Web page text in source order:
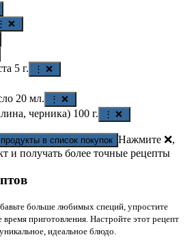
⋮ ❌
5 г. ⋮ ❌
20 мл. ⋮ ❌
черника) 100 г. ⋮ ❌
в список покупок Нажмите ❌,
и получать более точные рецепты
больше любимых специй, упростите
приготовления. Настройте этот рецепт
идеальное блюдо.